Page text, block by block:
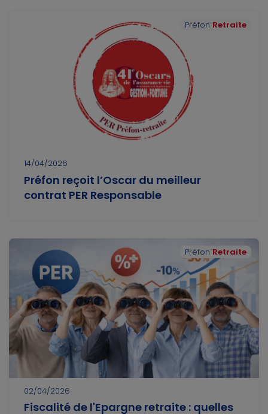
Préfon Retraite
14/04/2026
Préfon reçoit l’Oscar du meilleur
contrat PER Responsable
Préfon Retraite
02/04/2026
Fiscalité de l'Epargne retraite : quelles